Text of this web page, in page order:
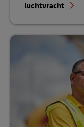
luchtvracht